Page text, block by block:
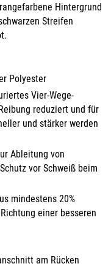
Hintergrund
Streifen
Polyester
Vier-Wege-
reduziert und für
und stärker werden
Ableitung von
vor Schweiß beim
mindestens 20%
einer besseren
am Rücken